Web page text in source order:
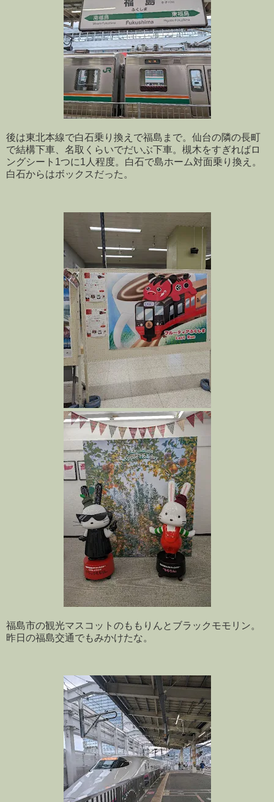
後は東北本線で白石乗り換えで福島まで。仙台の隣の長町
で結構下車、名取くらいでだいぶ下車。槻木をすぎればロ
ングシート1つに1人程度。白石で島ホーム対面乗り換え。
白石からはボックスだった。
福島市の観光マスコットのももりんとブラックモモリン。
昨日の福島交通でもみかけたな。